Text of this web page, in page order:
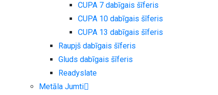
CUPA 7 dabīgais šīferis
CUPA 10 dabīgais šīferis
CUPA 13 dabīgais šīferis
Raupjš dabīgais šīferis
Gluds dabīgais šīferis
Readyslate
Metāla Jumti